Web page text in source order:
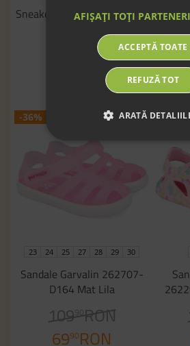
Sneakers Barefoot Be Lenka
RON
RON
-36%
23 24 25 27 28 29 30
Sandale Garvalin 262707-
D164 Mat Lila
109 90RON
6990RON
-46%
AFIȘAȚI TOȚI
ACCEPTĂ TOATE
REFUZĂ TOT
ARATĂ